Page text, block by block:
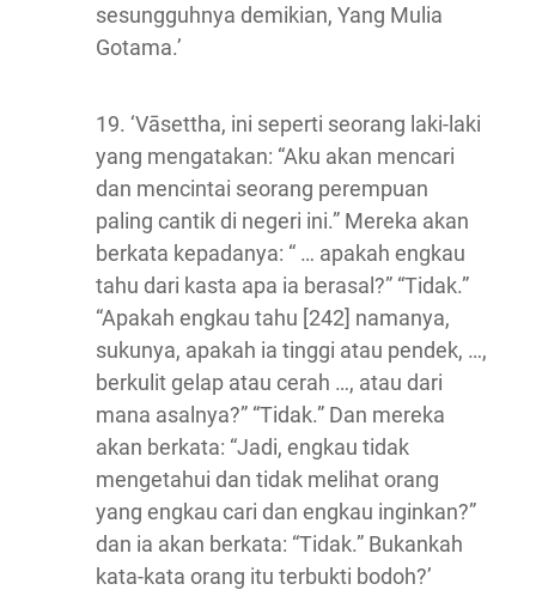
sesungguhnya demikian, Yang Mulia
Gotama.’
19. ‘Vāsettha, ini seperti seorang laki-laki
yang mengatakan: “Aku akan mencari
dan mencintai seorang perempuan
paling cantik di negeri ini.” Mereka akan
berkata kepadanya: “ … apakah engkau
tahu dari kasta apa ia berasal?” “Tidak.”
“Apakah engkau tahu [242] namanya,
sukunya, apakah ia tinggi atau pendek, …,
berkulit gelap atau cerah …, atau dari
mana asalnya?” “Tidak.” Dan mereka
akan berkata: “Jadi, engkau tidak
mengetahui dan tidak melihat orang
yang engkau cari dan engkau inginkan?”
dan ia akan berkata: “Tidak.” Bukankah
kata-kata orang itu terbukti bodoh?’